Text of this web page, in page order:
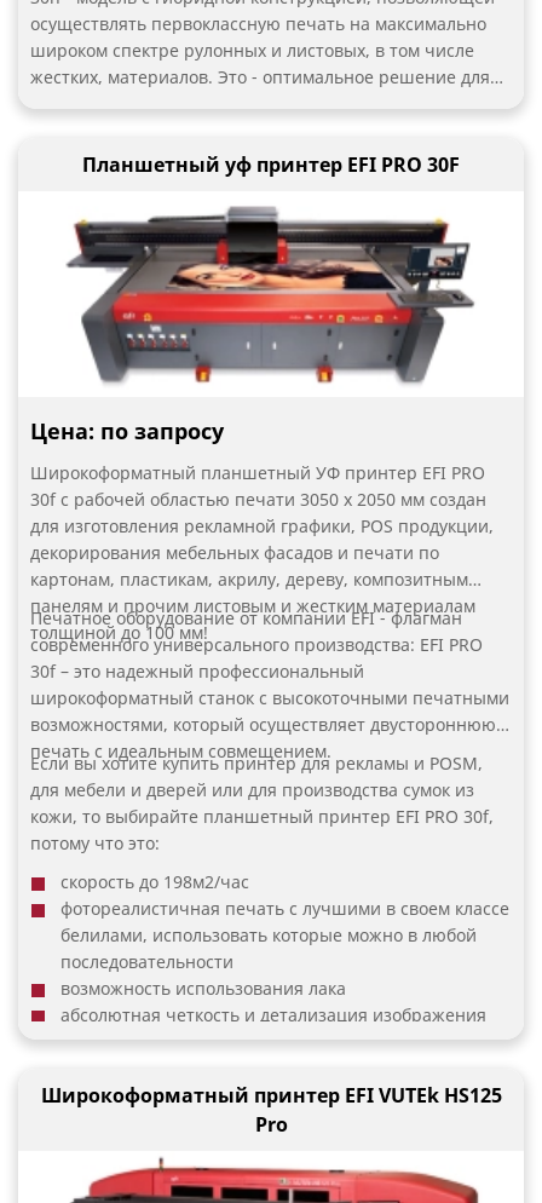
осуществлять первоклассную печать на максимально
широком спектре рулонных и листовых, в том числе
жестких, материалов. Это - оптимальное решение для
мест продаж и event-индустрии с высокими
требованиями к визуальному качеству,
универсальности и себестоимости печати.
Промышленная LED система Phoseon с воздушным
охлаждением существенно расширяет возможности
печати из-за отсутствия нагрева материала,
стабильности цвета и снижения время обслуживания.
Планшетный уф принтер EFI PRO 30F
Цена: по запросу
Широкоформатный планшетный УФ принтер EFI PRO
30f с рабочей областью печати 3050 х 2050 мм создан
для изготовления рекламной графики, POS продукции,
декорирования мебельных фасадов и печати по
картонам, пластикам, акрилу, дереву, композитным
панелям и прочим листовым и жестким материалам
толщиной до 100 мм!
Печатное оборудование от компании EFI - флагман
современного универсального производства: EFI PRO
30f – это надежный профессиональный
широкоформатный станок с высокоточными печатными
возможностями, который осуществляет двустороннюю
печать с идеальным совмещением.
Если вы хотите купить принтер для рекламы и POSM,
для мебели и дверей или для производства сумок из
кожи, то выбирайте планшетный принтер EFI PRO 30f,
потому что это:
скорость до 198м2/час
фотореалистичная печать с лучшими в своем классе
белилами, использовать которые можно в любой
последовательности
возможность использования лака
абсолютная четкость и детализация изображения
продуманная и максимально автоматизированная
конструкция принтера, которая сможет выдержать
Широкоформатный принтер EFI VUTEk HS125
Pro